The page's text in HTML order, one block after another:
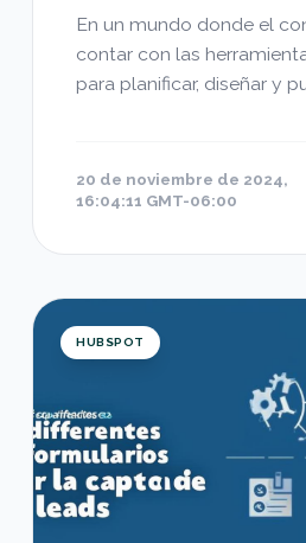
En un mundo donde el
contar con las
para planificar, diseñar y
20 de noviembre de 2024,
16:04:11 GMT-06:00
Cómo Simplificar
HUBSPOT